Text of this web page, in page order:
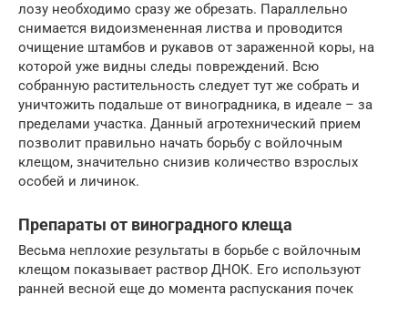
лозу необходимо сразу же обрезать. Параллельно
снимается видоизмененная листва и проводится
очищение штамбов и рукавов от зараженной коры, на
которой уже видны следы повреждений. Всю
собранную растительность следует тут же собрать и
уничтожить подальше от виноградника, в идеале – за
пределами участка. Данный агротехнический прием
позволит правильно начать борьбу с войлочным
клещом, значительно снизив количество взрослых
особей и личинок.
Препараты от виноградного клеща
Весьма неплохие результаты в борьбе с войлочным
клещом показывает раствор ДНОК. Его используют
ранней весной еще до момента распускания почек